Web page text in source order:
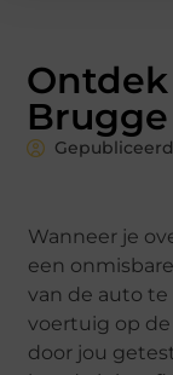
Brugge
Wanneer je
een
van de auto
voertuig op
door jou